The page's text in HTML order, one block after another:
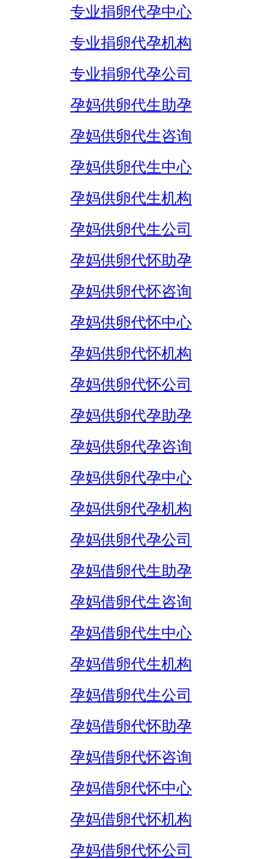
专业捐卵代孕中心
专业捐卵代孕机构
专业捐卵代孕公司
孕妈供卵代生助孕
孕妈供卵代生咨询
孕妈供卵代生中心
孕妈供卵代生机构
孕妈供卵代生公司
孕妈供卵代怀助孕
孕妈供卵代怀咨询
孕妈供卵代怀中心
孕妈供卵代怀机构
孕妈供卵代怀公司
孕妈供卵代孕助孕
孕妈供卵代孕咨询
孕妈供卵代孕中心
孕妈供卵代孕机构
孕妈供卵代孕公司
孕妈借卵代生助孕
孕妈借卵代生咨询
孕妈借卵代生中心
孕妈借卵代生机构
孕妈借卵代生公司
孕妈借卵代怀助孕
孕妈借卵代怀咨询
孕妈借卵代怀中心
孕妈借卵代怀机构
孕妈借卵代怀公司